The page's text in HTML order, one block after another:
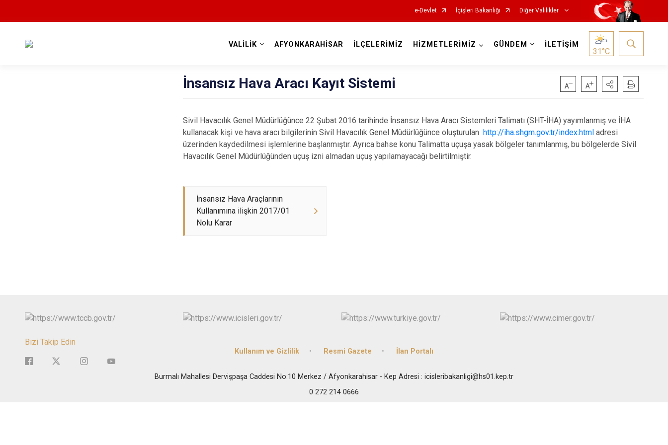
e-Devlet İçişleri Bakanlığı Diğer Valilikler
VALİLİK AFYONKARAHİSAR İLÇELERİMİZ HİZMETLERİMİZ GÜNDEM İLETİŞİM
31°C
İnsansız Hava Aracı Kayıt Sistemi
Sivil Havacılık Genel Müdürlüğünce 22 Şubat 2016 tarihinde İnsansız Hava Aracı Sistemleri Talimatı (SHT-İHA) yayımlanmış ve İHA
kullanacak kişi ve hava aracı bilgilerinin Sivil Havacılık Genel Müdürlüğünce oluşturulanhttp://iha.shgm.gov.tr/index.html adresi
üzerinden kaydedilmesi işlemlerine başlanmıştır. Ayrıca bahse konu Talimatta uçuşa yasak bölgeler tanımlanmış, bu bölgelerde Sivil
Havacılık Genel Müdürlüğünden uçuş izni almadan uçuş yapılamayacağı belirtilmiştir.
İnsansız Hava Araçlarının
Kullanımına ilişkin 2017/01
Nolu Karar
Bizi Takip Edin
Kullanım ve Gizlilik Resmi Gazete İlan Portalı
Burmalı Mahallesi Dervişpaşa Caddesi No:10 Merkez / Afyonkarahisar - Kep Adresi : icisleribakanligi@hs01.kep.tr
0 272 214 0666